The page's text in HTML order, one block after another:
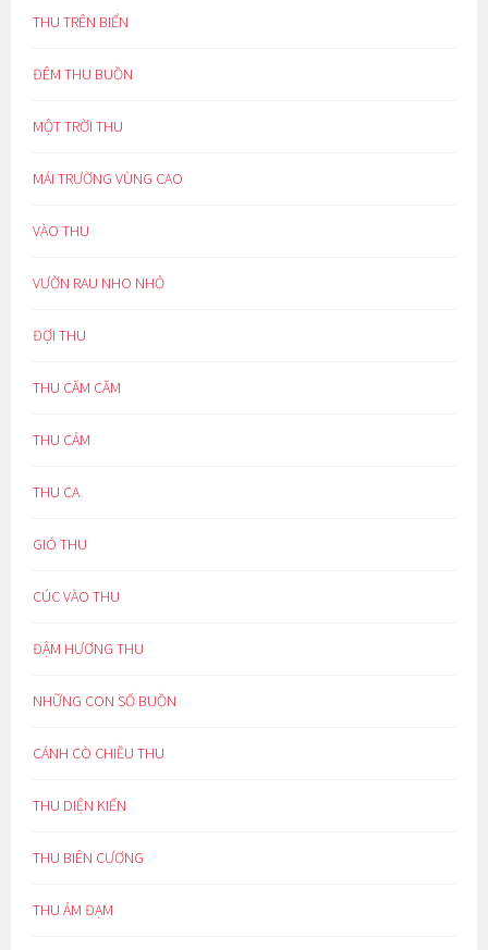
THU TRÊN BIỂN
ĐÊM THU BUỒN
MỘT TRỜI THU
MÁI TRƯỜNG VÙNG CAO
VÀO THU
VƯỜN RAU NHO NHỎ
ĐỢI THU
THU CĂM CĂM
THU CẢM
THU CA
GIÓ THU
CÚC VÀO THU
ĐẬM HƯƠNG THU
NHỮNG CON SỐ BUỒN
CÁNH CÒ CHIỀU THU
THU DIỆN KIẾN
THU BIÊN CƯƠNG
THU ẢM ĐẠM